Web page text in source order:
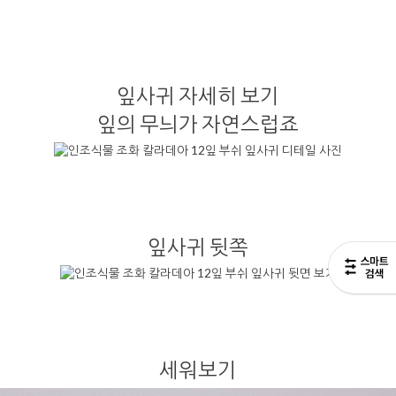
잎사귀 자세히 보기
잎의 무늬가 자연스럽죠
잎사귀 뒷쪽
세워보기